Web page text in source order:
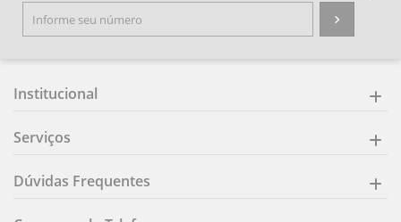
Institucional
Serviços
Dúvidas Frequentes